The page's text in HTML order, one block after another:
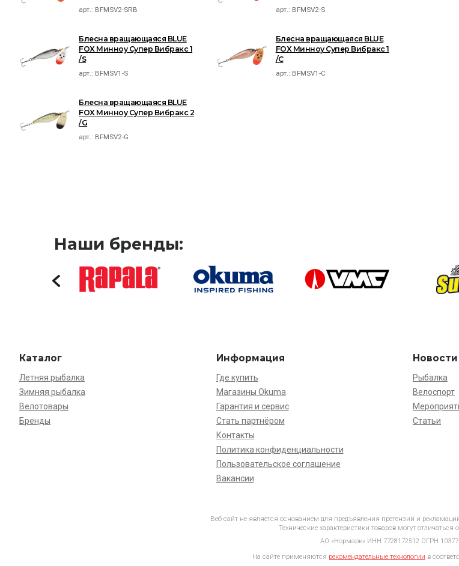
арт.: BFMSV2-SRB арт.: BFMSV2-S
Блесна вращающаяся BLUE
FOX Минноу Супер Вибракс 1
/S
арт.: BFMSV1-S
Блесна вращающаяся BLUE
FOX Минноу Супер Вибракс 1
/C
арт.: BFMSV1-C
Блесна вращающаяся BLUE
FOX Минноу Супер Вибракс 2
/G
арт.: BFMSV2-G
Наши бренды:
Каталог
Летняя рыбалка
Зимняя рыбалка
Велотовары
Бренды
Информация
Где купить
Магазины Okuma
Гарантия и сервис
Стать партнёром
Контакты
Политика конфиденциальности
Пользовательское соглашение
Вакансии
Новости
Рыбалка
Велоспорт
Статьи
Веб-сайт не является основанием для предъявления претензий и
Технические характеристики товаров могут отличаться
АО «Нормарк» ИНН 7728172512 ОГРН
На сайте применяются рекомендательные технологии в